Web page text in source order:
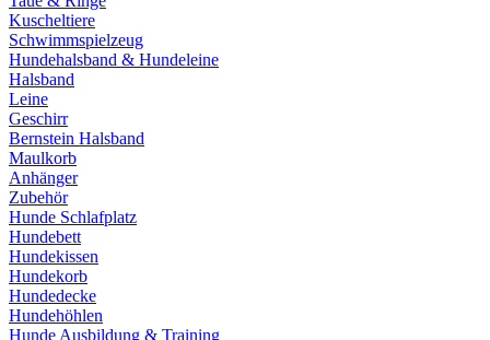
Kuscheltiere
Schwimmspielzeug
Hundehalsband & Hundeleine
Halsband
Leine
Geschirr
Bernstein Halsband
Maulkorb
Anhänger
Zubehör
Hunde Schlafplatz
Hundebett
Hundekissen
Hundekorb
Hundedecke
Hundehöhlen
Hunde Ausbildung & Training